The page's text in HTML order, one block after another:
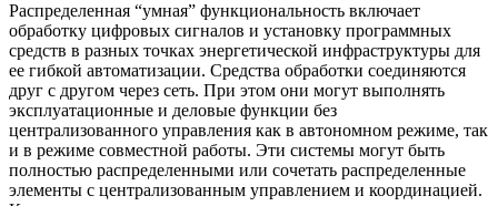
Распределенная “умная” функциональность включает
обработку цифровых сигналов и установку программных
средств в разных точках энергетической инфраструктуры для
ее гибкой автоматизации. Средства обработки соединяются
друг с другом через сеть. При этом они могут выполнять
эксплуатационные и деловые функции без
централизованного управления как в автономном режиме, так
и в режиме совместной работы. Эти системы могут быть
полностью распределенными или сочетать распределенные
элементы с централизованным управлением и координацией.